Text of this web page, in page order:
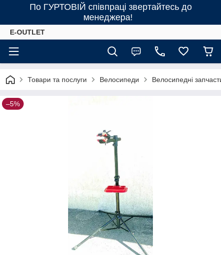
По ГУРТОВІЙ співпраці звертайтесь до
менеджера!
E-OUTLET
Товари та послуги Велосипеди Велосипедні
–5%